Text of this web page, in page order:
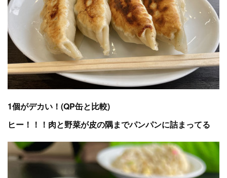
1個がデカい！(QP缶と比較)
ヒー！！！肉と野菜が皮の隅までパンパンに詰まってる